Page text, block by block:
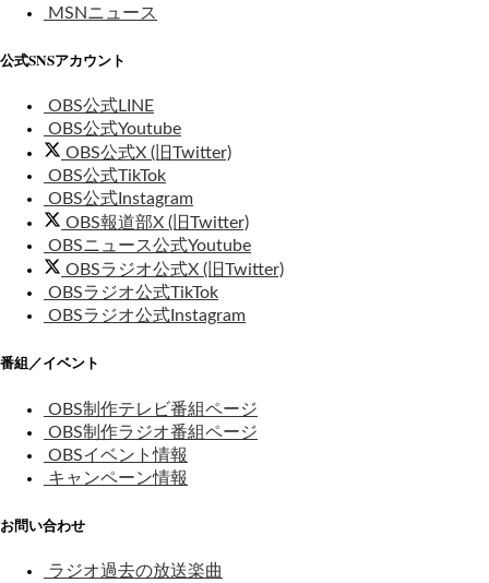
MSNニュース
公式SNSアカウント
OBS公式LINE
OBS公式Youtube
OBS公式X (旧Twitter)
OBS公式TikTok
OBS公式Instagram
OBS報道部X (旧Twitter)
OBSニュース公式Youtube
OBSラジオ公式X (旧Twitter)
OBSラジオ公式TikTok
OBSラジオ公式Instagram
番組／イベント
OBS制作テレビ番組ページ
OBS制作ラジオ番組ページ
OBSイベント情報
キャンペーン情報
お問い合わせ
ラジオ過去の放送楽曲